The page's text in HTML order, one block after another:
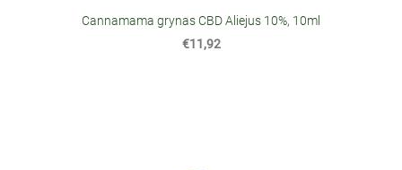
Cannamama grynas CBD Aliejus 10%, 10ml
€11,92